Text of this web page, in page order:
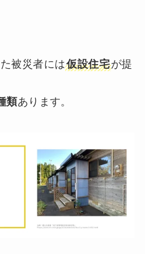
被災者には仮設住宅が提
類あります。